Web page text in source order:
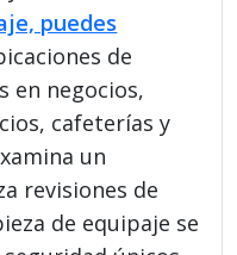
puedes
de
en negocios,
cafeterías y
un
revisiones de
de equipaje se